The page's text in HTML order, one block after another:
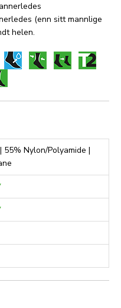
(enn sitt mannlige
helen.
Nylon/Polyamide |